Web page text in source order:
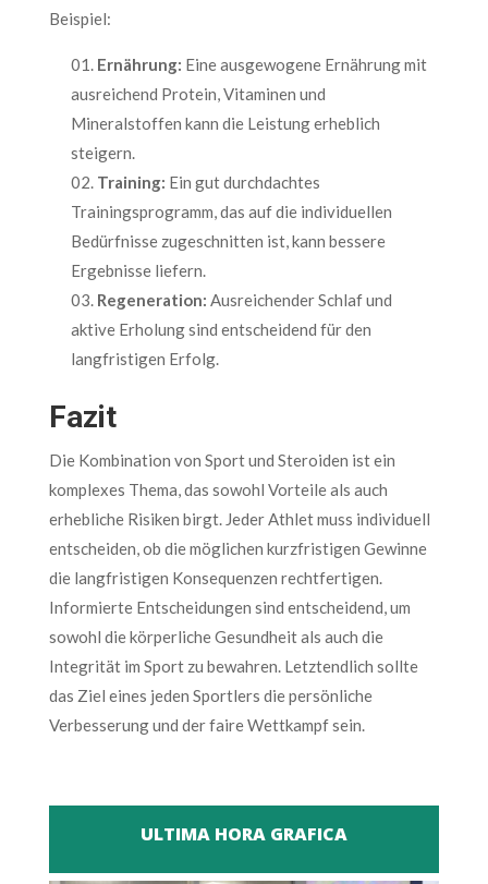
Beispiel:
Ernährung: Eine ausgewogene Ernährung mit
ausreichend Protein, Vitaminen und
Mineralstoffen kann die Leistung erheblich
steigern.
Training: Ein gut durchdachtes
Trainingsprogramm, das auf die individuellen
Bedürfnisse zugeschnitten ist, kann bessere
Ergebnisse liefern.
Regeneration: Ausreichender Schlaf und
aktive Erholung sind entscheidend für den
langfristigen Erfolg.
Fazit
Die Kombination von Sport und Steroiden ist ein
komplexes Thema, das sowohl Vorteile als auch
erhebliche Risiken birgt. Jeder Athlet muss individuell
entscheiden, ob die möglichen kurzfristigen Gewinne
die langfristigen Konsequenzen rechtfertigen.
Informierte Entscheidungen sind entscheidend, um
sowohl die körperliche Gesundheit als auch die
Integrität im Sport zu bewahren. Letztendlich sollte
das Ziel eines jeden Sportlers die persönliche
Verbesserung und der faire Wettkampf sein.
ULTIMA HORA GRAFICA